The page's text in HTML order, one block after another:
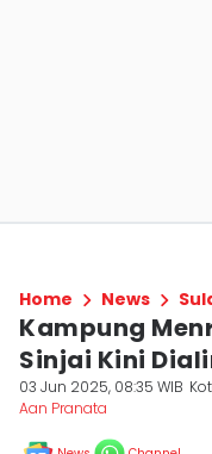
Home News
Kampung
Sinjai Kini
03 Jun 2025, 08:35 WIB
Aan Pranata